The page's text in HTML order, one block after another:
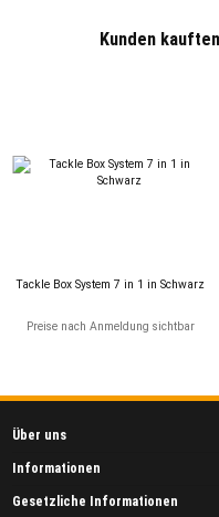
Kunden
Tackle Box System 7 in 1 in Schwarz
Preise nach Anmeldung sichtbar
Über uns
Informationen
Gesetzliche Informationen